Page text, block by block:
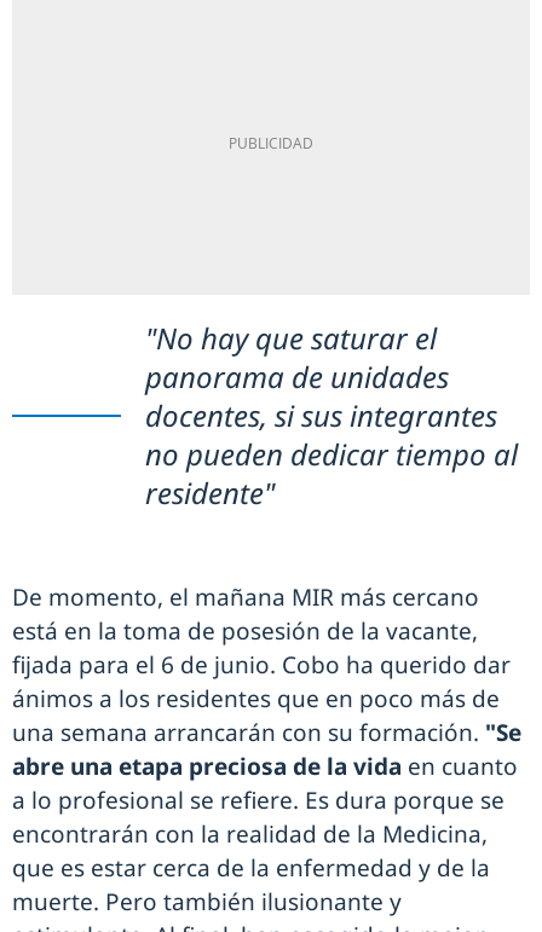
"No hay que saturar el
panorama de unidades
docentes, si sus integrantes
no pueden dedicar tiempo al
residente"
De momento, el mañana MIR más cercano
está en la toma de posesión de la vacante,
fijada para el 6 de junio. Cobo ha querido dar
ánimos a los residentes que en poco más de
una semana arrancarán con su formación. "Se
abre una etapa preciosa de la vida en cuanto
a lo profesional se refiere. Es dura porque se
encontrarán con la realidad de la Medicina,
que es estar cerca de la enfermedad y de la
muerte. Pero también ilusionante y